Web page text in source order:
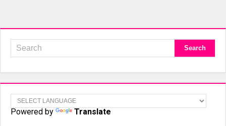
Powered by Translate